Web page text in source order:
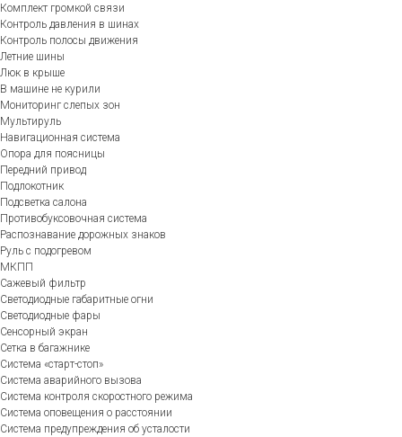
Комплект громкой связи
Контроль давления в шинах
Контроль полосы движения
Летние шины
Люк в крыше
В машине не курили
Мониторинг слепых зон
Мультируль
Навигационная система
Опора для поясницы
Передний привод
Подлокотник
Подсветка салона
Противобуксовочная система
Распознавание дорожных знаков
Руль с подогревом
МКПП
Сажевый фильтр
Светодиодные габаритные огни
Светодиодные фары
Сенсорный экран
Сетка в багажнике
Система «старт-стоп»
Система аварийного вызова
Система контроля скоростного режима
Система оповещения о расстоянии
Система предупреждения об усталости